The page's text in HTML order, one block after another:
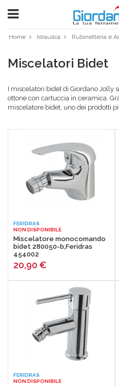
Home Idraulica Rubinetteria e
Miscelatori Bidet
I miscelatori bidet di Giordano Jolly
ottone con cartuccia in ceramica.
miscelatore bidet, uno dei prodotti
rubinetti miscelatori realizzati con
tutti i tipi di arredamento del tuo
shabby chic. Solo da Giordano
pagamento a rate per tutti i prodotti
nostri prodotti per la ferramenta,
ecc. sono tutti caratterizzati da una
la possibilità di reso fino a 15 giorni.
da te con i nostri accessori utili sia
professionale e fatti aiutare, se lo
FERIDRAS
NON DISPONIBILE
Miscelatore monocomando
bidet 280050-b,Feridras
454002
20,90 €
FERIDRAS
NON DISPONIBILE